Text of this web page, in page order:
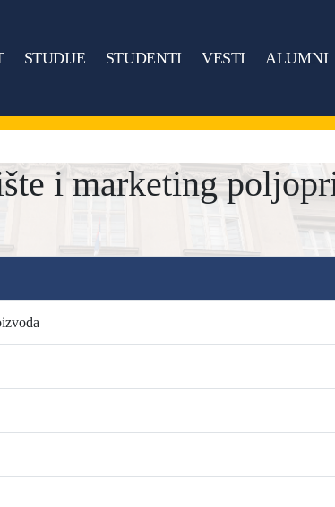
STUDIJE STUDENTI VESTI ALUMNI
i marketing